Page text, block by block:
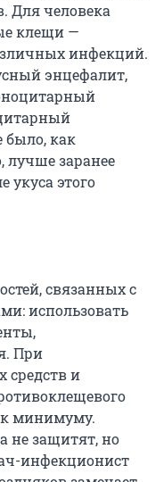
Для человека
клещи —
инфекций.
энцефалит,
было, как
лучше заранее
укуса этого
связанных с
использовать
При
средств и
к минимуму.
не защитят, но
инфекционист